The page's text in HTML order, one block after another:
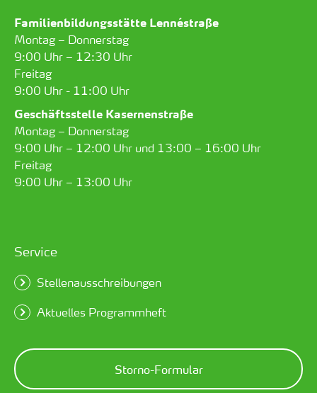
Familienbildungsstätte Lennéstraße
Montag – Donnerstag
9:00 Uhr – 12:30 Uhr
Freitag
9:00 Uhr - 11:00 Uhr
Geschäftsstelle Kasernenstraße
Montag – Donnerstag
9:00 Uhr – 12:00 Uhr und 13:00 – 16:00 Uhr
Freitag
9:00 Uhr – 13:00 Uhr
Service
Stellenausschreibungen
Aktuelles Programmheft
Storno-Formular